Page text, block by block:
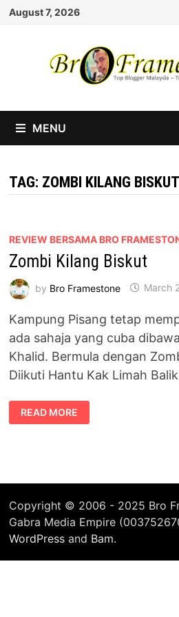
Skip
August 7, 2026
MENU
TAG: ZOMBI KILANG BISKUT
REVIEW BERSAMA BRO
Zombi Kilang Biskut
by Bro Framestone March
Kampung Pisang tetap
ada sahaja yang cuba
Khalid. Bermula dengan
Diikuti Hantu Kak Limah
ZOMBI
KILANG
BISKUT
READ MORE
Copyright © 2006 - 2025 Bro
Gabra Media Empire
WordPress and Bam.